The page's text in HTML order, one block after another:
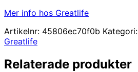
Mer info hos Greatlife
Artikelnr: 45806ec70f0b Kategori:
Greatlife
Relaterade produkter